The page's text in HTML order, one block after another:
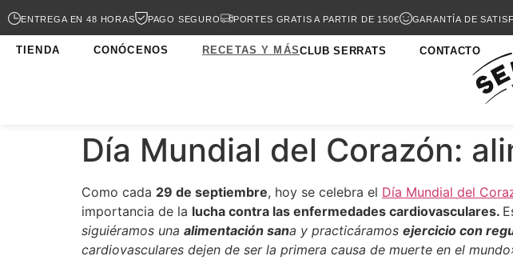
ENTREGA EN 48 HORAS PAGO SEGURO PORTES GRATIS A PARTIR DE 150€ GARANTÍA DE
TIENDA CONÓCENOS RECETAS Y MÁSCLUB SERRATS CONTACTO
Día Mundial del Corazón:
Como cada 29 de septiembre, hoy se celebra el Día Mundial del
importancia de la lucha contra las enfermedades cardiovasculares.
siguiéramos una alimentación sana y practicáramos ejercicio con
cardiovasculares dejen de ser la primera causa de muerte en el